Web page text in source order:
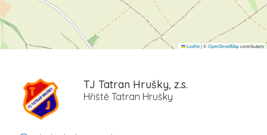
Leaflet|©OpenStreetMapcontributors
TJ Tatran Hrušky, z.s.
Hřiště Tatran Hrušky